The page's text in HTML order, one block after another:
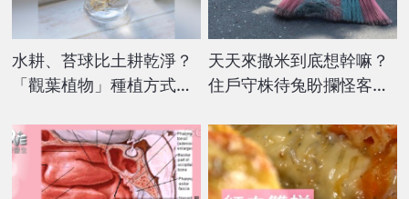
水耕、苔球比土耕乾淨？
「觀葉植物」種植方式優
天天來撒米到底想幹嘛？
住戶守株待兔盼攔怪客問